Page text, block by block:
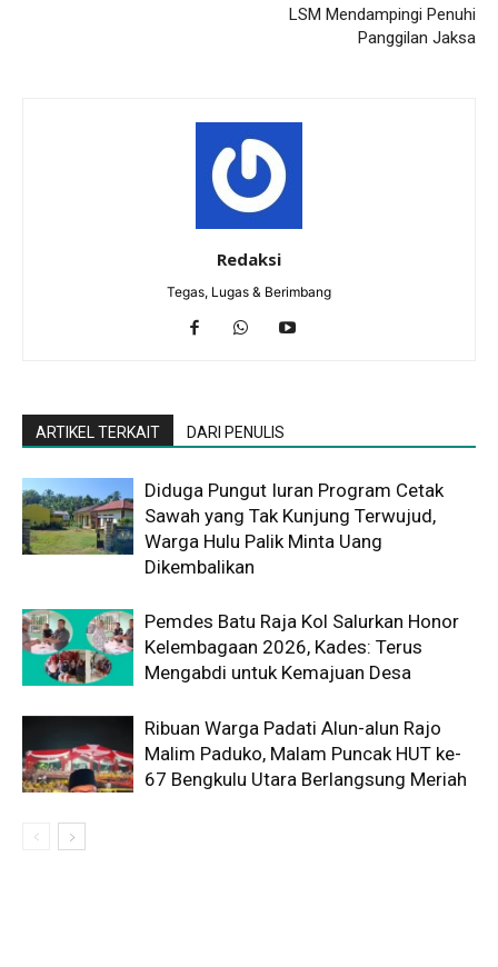
LSM Mendampingi Penuhi
Panggilan Jaksa
Redaksi
Tegas, Lugas & Berimbang
ARTIKEL TERKAIT DARI PENULIS
Diduga Pungut Iuran Program Cetak
Sawah yang Tak Kunjung Terwujud,
Warga Hulu Palik Minta Uang
Dikembalikan
Pemdes Batu Raja Kol Salurkan Honor
Kelembagaan 2026, Kades: Terus
Mengabdi untuk Kemajuan Desa
Ribuan Warga Padati Alun-alun Rajo
Malim Paduko, Malam Puncak HUT ke-
67 Bengkulu Utara Berlangsung Meriah